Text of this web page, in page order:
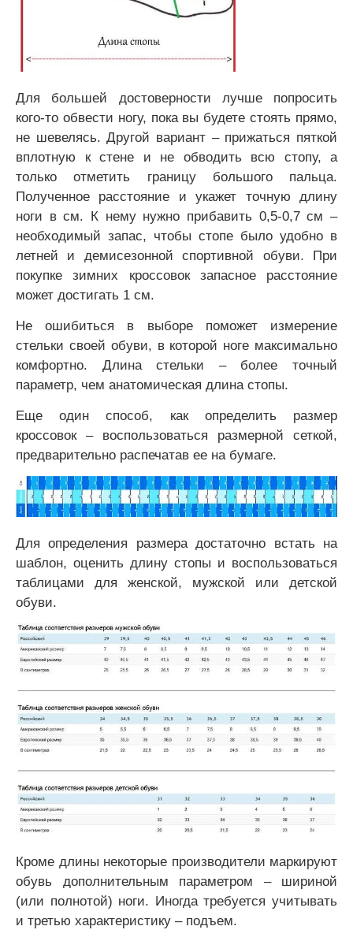
Для большей достоверности лучше попросить
кого-то обвести ногу, пока вы будете стоять прямо,
не шевелясь. Другой вариант – прижаться пяткой
вплотную к стене и не обводить всю стопу, а
только отметить границу большого пальца.
Полученное расстояние и укажет точную длину
ноги в см. К нему нужно прибавить 0,5-0,7 см –
необходимый запас, чтобы стопе было удобно в
летней и демисезонной спортивной обуви. При
покупке зимних кроссовок запасное расстояние
может достигать 1 см.
Не ошибиться в выборе поможет измерение
стельки своей обуви, в которой ноге максимально
комфортно. Длина стельки – более точный
параметр, чем анатомическая длина стопы.
Еще один способ, как определить размер
кроссовок – воспользоваться размерной сеткой,
предварительно распечатав ее на бумаге.
Для определения размера достаточно встать на
шаблон, оценить длину стопы и воспользоваться
таблицами для женской, мужской или детской
обуви.
Кроме длины некоторые производители маркируют
обувь дополнительным параметром – шириной
(или полнотой) ноги. Иногда требуется учитывать
и третью характеристику – подъем.